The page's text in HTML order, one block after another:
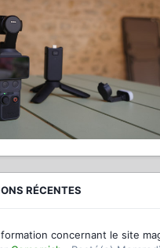
RÉCENTES
concernant le site